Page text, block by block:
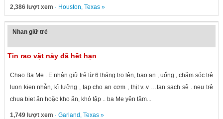
2,386 lượt xem · Houston, Texas»
Nhan giữ trẻ
Tin rao vặt này đã hết hạn
Chao Ba Me . E nhận giữ trẻ từ 6 tháng tro lên, bao an , uống , chăm sóc trẻ
luon kien nhẫn, kĩ lưỡng , tap cho an cơm , thịt v..v …tan sạch sẽ . neu trẻ
chua biet ăn hoặc kho ăn, khó tập .. ba Me yên tâm...
1,749 lượt xem · Garland , Texas»